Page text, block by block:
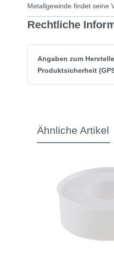
Metallgewinde findet seine
Rechtliche
Angaben zum
Produktsicherheit
Ähnliche Artikel